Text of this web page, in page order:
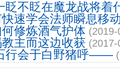
眨不眨在魔龙战将着
速学会法师瞬息移
修炼酒气护体
主而这边收获
行会于白野猪呼——